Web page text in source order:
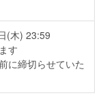
(木) 23:59
す
に締切らせていた